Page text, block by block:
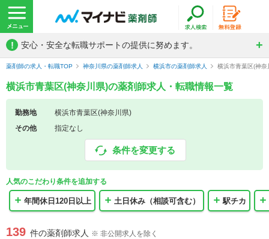
! 安心・安全な転職サポートの提供に努めます。
薬剤師の求人・転職TOP 神奈川県の薬剤師求人 横浜市の薬剤師求人 横浜市青葉区(神
横浜市青葉区(神奈川県)の薬剤師求人・転職情報一覧
勤務地
横浜市青葉区(神奈川県)
その他
指定なし
条件を変更する
人気のこだわり条件を追加する
年間休日120日以上 土日休み（相談可含む） 駅チカ
139 件の薬剤師求人 ※ 非公開求人を除く